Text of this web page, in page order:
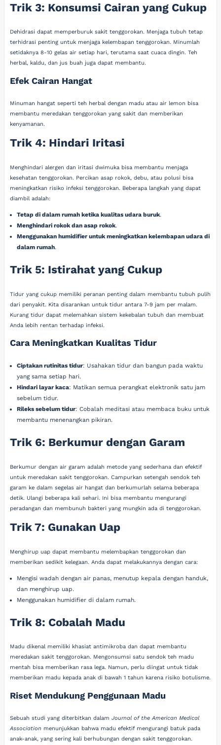
Trik 3: Konsumsi Cairan yang Cukup
Dehidrasi dapat memperburuk sakit tenggorokan. Menjaga tubuh tetap
terhidrasi penting untuk menjaga kelembapan tenggorokan. Minumlah
setidaknya 8-10 gelas air setiap hari, terutama saat cuaca dingin. Teh
herbal, kaldu, dan jus buah juga dapat membantu.
Efek Cairan Hangat
Minuman hangat seperti teh herbal dengan madu atau air lemon bisa
membantu meredakan tenggorokan yang sakit dan memberikan
kenyamanan.
Trik 4: Hindari Iritasi
Menghindari alergen dan iritasi dwimuka bisa membantu menjaga
kesehatan tenggorokan. Percikan asap rokok, debu, atau polusi bisa
meningkatkan risiko infeksi tenggorokan. Beberapa langkah yang dapat
diambil adalah:
Tetap di dalam rumah ketika kualitas udara buruk.
Menghindari rokok dan asap rokok.
Menggunakan humidifier untuk meningkatkan kelembapan udara di
dalam rumah.
Trik 5: Istirahat yang Cukup
Tidur yang cukup memiliki peranan penting dalam membantu tubuh pulih
dari penyakit. Kita disarankan untuk tidur antara 7-9 jam per malam.
Kurang tidur dapat melemahkan sistem kekebalan tubuh dan membuat
Anda lebih rentan terhadap infeksi.
Cara Meningkatkan Kualitas Tidur
Ciptakan rutinitas tidur: Usahakan tidur dan bangun pada waktu
yang sama setiap hari.
Hindari layar kaca: Matikan semua perangkat elektronik satu jam
sebelum tidur.
Rileks sebelum tidur: Cobalah meditasi atau membaca buku untuk
membantu menenangkan pikiran.
Trik 6: Berkumur dengan Garam
Berkumur dengan air garam adalah metode yang sederhana dan efektif
untuk meredakan sakit tenggorokan. Campurkan setengah sendok teh
garam ke dalam segelas air hangat dan berkumurlah selama beberapa
detik. Ulangi beberapa kali sehari. Ini bisa membantu mengurangi
peradangan dan membunuh bakteri yang mungkin ada di tenggorokan.
Trik 7: Gunakan Uap
Menghirup uap dapat membantu melembapkan tenggorokan dan
memberikan sedikit kelegaan. Anda dapat melakukannya dengan cara:
Mengisi wadah dengan air panas, menutup kepala dengan handuk,
dan menghirup uap.
Menggunakan humidifier di dalam rumah.
Trik 8: Cobalah Madu
Madu dikenal memiliki khasiat antimikroba dan dapat membantu
meredakan sakit tenggorokan. Mengonsumsi satu sendok teh madu
mentah bisa memberikan rasa lega. Namun, perlu diingat untuk tidak
memberikan madu kepada anak di bawah 1 tahun karena risiko botulisme.
Riset Mendukung Penggunaan Madu
Sebuah studi yang diterbitkan dalamJournal of the American Medical
Association menunjukkan bahwa madu efektif mengurangi batuk pada
anak-anak, yang sering kali berhubungan dengan sakit tenggorokan.